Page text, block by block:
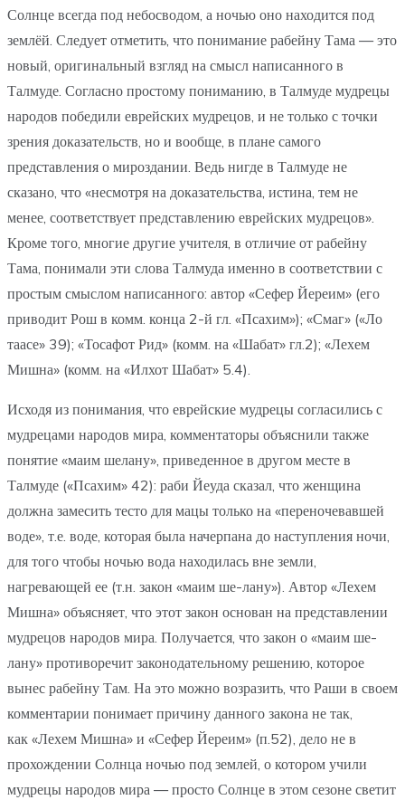
Солнце всегда под небосводом, а ночью оно находится под
землёй. Следует отметить, что понимание рабейну Тама — это
новый, оригинальный взгляд на смысл написанного в
Талмуде. Согласно простому пониманию, в Талмуде мудрецы
народов победили еврейских мудрецов, и не только с точки
зрения доказательств, но и вообще, в плане самого
представления о мироздании. Ведь нигде в Талмуде не
сказано, что «несмотря на доказательства, истина, тем не
менее, соответствует представлению еврейских мудрецов».
Кроме того, многие другие учителя, в отличие от рабейну
Тама, понимали эти слова Талмуда именно в соответствии с
простым смыслом написанного: автор «Сефер Йереим» (его
приводит Рош в комм. конца 2-й гл. «Псахим»); «Смаг» («Ло
таасе» 39); «Тосафот Рид» (комм. на «Шабат» гл.2); «Лехем
Мишна» (комм. на «Илхот Шабат» 5.4).
Исходя из понимания, что еврейские мудрецы согласились с
мудрецами народов мира, комментаторы объяснили также
понятие «маим шелану», приведенное в другом месте в
Талмуде («Псахим» 42): раби Йеуда сказал, что женщина
должна замесить тесто для мацы только на «переночевавшей
воде», т.е. воде, которая была начерпана до наступления ночи,
для того чтобы ночью вода находилась вне земли,
нагревающей ее (т.н. закон «маим ше-лану»). Автор «Лехем
Мишна» объясняет, что этот закон основан на представлении
мудрецов народов мира. Получается, что закон о «маим ше-
лану» противоречит законодательному решению, которое
вынес рабейну Там. На это можно возразить, что Раши в своем
комментарии понимает причину данного закона не так,
как «Лехем Мишна» и «Сефер Йереим» (п.52), дело не в
прохождении Солнца ночью под землей, о котором учили
мудрецы народов мира — просто Солнце в этом сезоне светит